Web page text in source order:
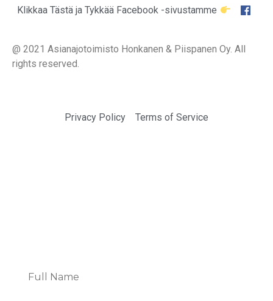
Klikkaa Tästä ja Tykkää Facebook -sivustamme
@ 2021 Asianajotoimisto Honkanen & Piispanen Oy. All
rights reserved.
Privacy Policy Terms of Service